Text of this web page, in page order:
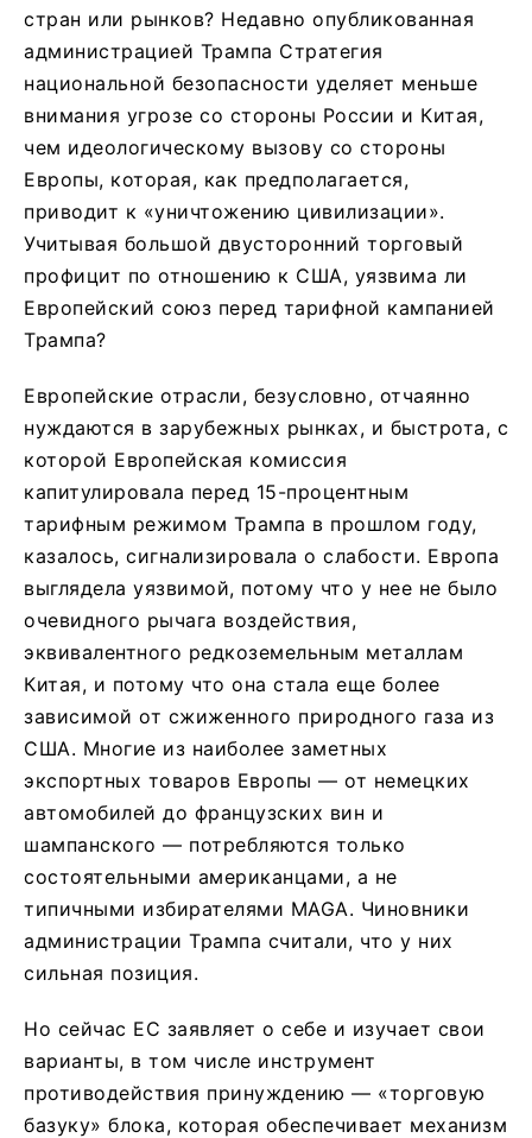
стран или рынков? Недавно опубликованная
администрацией Трампа Стратегия
национальной безопасности уделяет меньше
внимания угрозе со стороны России и Китая,
чем идеологическому вызову со стороны
Европы, которая, как предполагается,
приводит к «уничтожению цивилизации».
Учитывая большой двусторонний торговый
профицит по отношению к США, уязвима ли
Европейский союз перед тарифной кампанией
Трампа?
Европейские отрасли, безусловно, отчаянно
нуждаются в зарубежных рынках, и быстрота, с
которой Европейская комиссия
капитулировала перед 15-процентным
тарифным режимом Трампа в прошлом году,
казалось, сигнализировала о слабости. Европа
выглядела уязвимой, потому что у нее не было
очевидного рычага воздействия,
эквивалентного редкоземельным металлам
Китая, и потому что она стала еще более
зависимой от сжиженного природного газа из
США. Многие из наиболее заметных
экспортных товаров Европы — от немецких
автомобилей до французских вин и
шампанского — потребляются только
состоятельными американцами, а не
типичными избирателями MAGA. Чиновники
администрации Трампа считали, что у них
сильная позиция.
Но сейчас ЕС заявляет о себе и изучает свои
варианты, в том числе инструмент
противодействия принуждению — «торговую
базуку» блока, которая обеспечивает механизм